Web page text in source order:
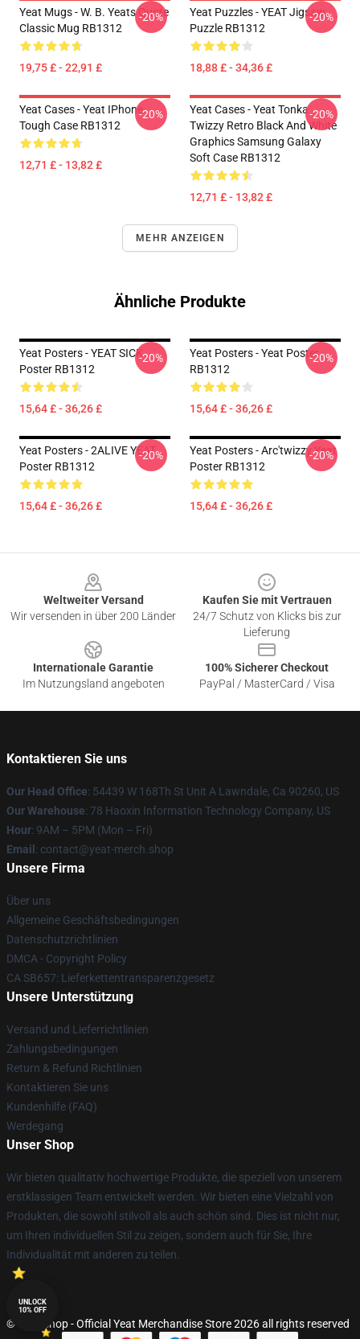
Yeat Mugs - W. B. Yeats Quote
Classic Mug RB1312
19,75 £ - 22,91 £
-20%
Yeat Puzzles - YEAT Jigsaw
Puzzle RB1312
18,88 £ - 34,36 £
-20%
Yeat Cases - Yeat IPhone
Tough Case RB1312
12,71 £ - 13,82 £
-20%
Yeat Cases - Yeat Tonka
Twizzy Retro Black And White
Graphics Samsung Galaxy
Soft Case RB1312
12,71 £ - 13,82 £
-20%
MEHR ANZEIGEN
Ähnliche Produkte
Yeat Posters - YEAT SICK
Poster RB1312
15,64 £ - 36,26 £
-20%
Yeat Posters - Yeat Poster
RB1312
15,64 £ - 36,26 £
-20%
Yeat Posters - 2ALIVE YEAT
Poster RB1312
15,64 £ - 36,26 £
-20%
Yeat Posters - Arc'twizzy Yeat
Poster RB1312
15,64 £ - 36,26 £
-20%
Weltweiter Versand
Wir versenden in über 200 Länder
Kaufen Sie mit Vertrauen
24/7 Schutz von Klicks bis zur
Lieferung
Internationale Garantie
Im Nutzungsland angeboten
100% Sicherer Checkout
PayPal / MasterCard / Visa
Kontaktieren Sie uns
Our Head Office: 54439 W 168Th St Unit A Lawndale, Ca 90260, US
Our Warehouse: 78 Haoxin Information Technology Company, US
Hour: 9AM – 5PM (Mon – Fri)
Email : contact@yeat-merch.shop
Unsere Firma
Über uns
Allgemeine Geschäftsbedingungen
Datenschutzrichtlinien
DMCA - Copyright Policy
CA SB657: Lieferkettentransparenzgesetz
Unsere Unterstützung
Versand und Lieferrichtlinien
Zahlungsbedingungen
Return & Refund Richtlinien
Kontaktieren Sie uns
Kundenhilfe (FAQ)
Werdegang
Unser Shop
Wir bieten qualitativ hochwertige Produkte, die speziell von unserem
erstklassigen Team entwickelt werden. Wir bieten eine Vielzahl von
Produkten, die sowohl stilvoll als auch schön sind. Dies ist nicht nur,
um Ihren individuellen Stil zu zeigen, sondern auch für Sie, Ihre
Individualität mit anderen zu teilen.
© Yeat Shop - Official Yeat Merchandise Store 2026 all rights reserved
UNLOCK
10% OFF